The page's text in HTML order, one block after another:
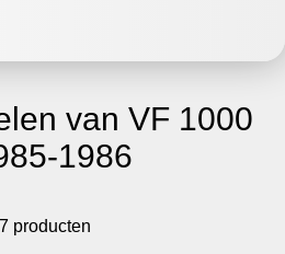
van VF 1000
1986
producten